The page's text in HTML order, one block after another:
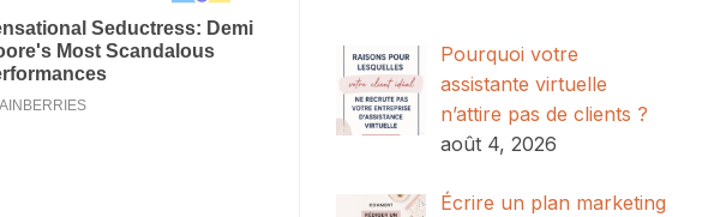
Pourquoi votre
assistante virtuelle
n’attire pas de clients ?
août 4, 2026
Écrire un plan marketing